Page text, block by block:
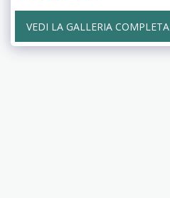
VEDI LA GALLERIA COMPLETA